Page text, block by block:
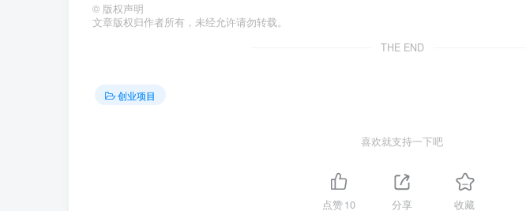
© 版权声明
文章版权归作者所有，未经允许请勿转载。
THE END
创业项目
喜欢就支持一下吧
点赞10 分享 收藏